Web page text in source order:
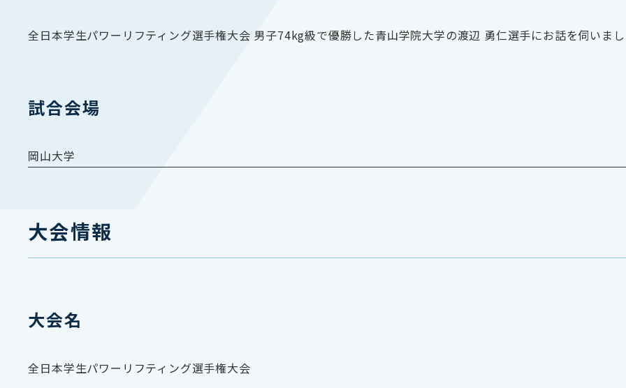
全日本学生パワーリフティング選手権大会 男子74kg級で優勝した青山学院大学の渡辺 勇仁選手にお話を伺いま
試合会場
岡山大学
大会情報
大会名
全日本学生パワーリフティング選手権大会